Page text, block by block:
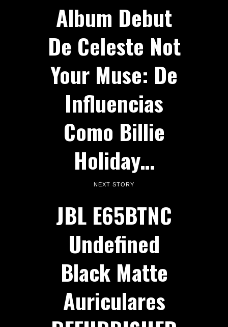
Album Debut
De Celeste Not
Your Muse: De
Influencias
Como Billie
Holiday…
NEXT STORY
JBL E65BTNC
Undefined
Black Matte
Auriculares